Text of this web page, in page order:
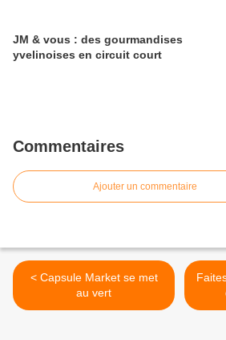
JM & vous : des gourmandises
yvelinoises en circuit court
Commentaires
Ajouter un commentaire
< Capsule Market se met
au vert